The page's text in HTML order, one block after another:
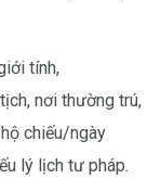
tính,
nơi thường trú,
chiếu/ngày
lý lịch tư pháp.